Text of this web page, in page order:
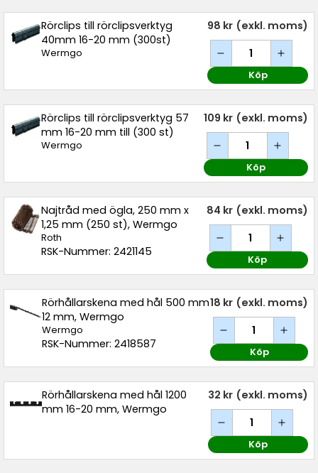
Rörclips till rörclipsverktyg
40mm 16-20 mm (300st)
Wermgo
98 kr (exkl. moms)
Köp
Rörclips till rörclipsverktyg 57
mm 16-20 mm till (300 st)
Wermgo
109 kr (exkl. moms)
Köp
Najtråd med ögla, 250 mm x
1,25 mm (250 st), Wermgo
Roth
RSK-Nummer: 2421145
84 kr (exkl. moms)
Köp
Rörhållarskena med hål 500 mm
12 mm, Wermgo
Wermgo
RSK-Nummer: 2418587
18 kr (exkl. moms)
Köp
Rörhållarskena med hål 1200
mm 16-20 mm, Wermgo
32 kr (exkl. moms)
Köp